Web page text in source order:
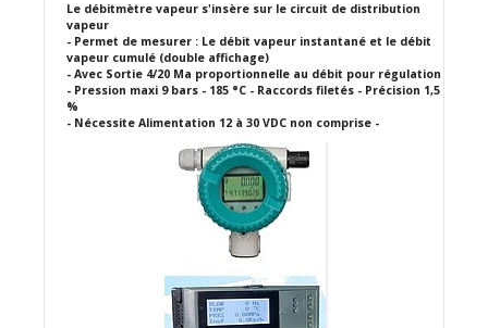
Le débitmètre vapeur s'insère sur le circuit de distribution
vapeur
- Permet de mesurer : Le débit vapeur instantané et le débit
vapeur cumulé (double affichage)
- Avec Sortie 4/20 Ma proportionnelle au débit pour régulation
- Pression maxi 9 bars - 185 °C - Raccords filetés - Précision 1,5
%
- Nécessite Alimentation 12 à 30 VDC non comprise -